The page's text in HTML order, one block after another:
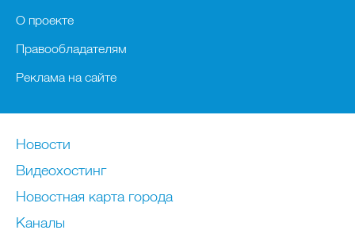
О проекте
Правообладателям
Реклама на сайте
Новости
Видеохостинг
Новостная карта города
Каналы